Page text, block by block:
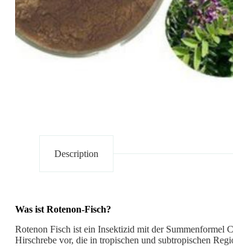
Description
Was ist Rotenon-Fisch?
Rotenon Fisch ist ein Insektizid mit der
Hirschrebe vor, die in tropischen und subtropischen